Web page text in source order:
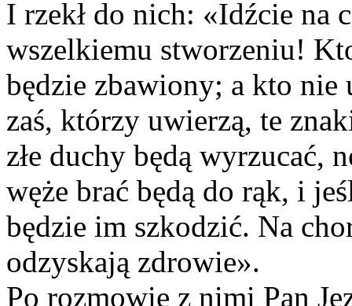
I rzekł do nich: «Idźcie na
wszelkiemu stworzeniu!
będzie zbawiony; a kto nie
zaś, którzy uwierzą, te
złe duchy będą wyrzucać,
węże brać będą do rąk, i
będzie im szkodzić. Na
odzyskają zdrowie».
Po rozmowie z nimi Pan